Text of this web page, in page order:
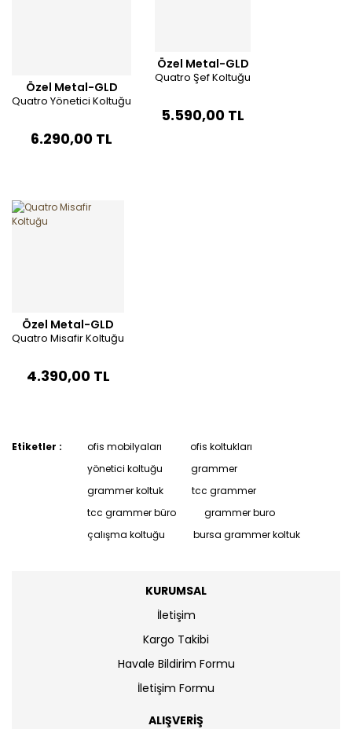
Özel Metal-GLD
Quatro Yönetici Koltuğu
6.290,00 TL
Özel Metal-GLD
Quatro Şef Koltuğu
5.590,00 TL
Özel Metal-GLD
Quatro Misafir Koltuğu
4.390,00 TL
Etiketler : ofis mobilyaları
ofis koltukları
yönetici koltuğu
grammer
grammer koltuk
tcc grammer
tcc grammer büro
grammer buro
çalışma koltuğu
bursa grammer koltuk
KURUMSAL
İletişim
Kargo Takibi
Havale Bildirim Formu
İletişim Formu
ALIŞVERİŞ